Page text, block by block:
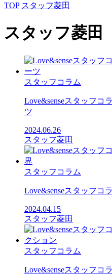
TOP スタッフ菱田
スタッフ菱田
スタッフコラム
Love&senseスタッフ
ツ
2024.06.26
スタッフ菱田
スタッフコラム
Love&senseスタッフ
2024.04.15
スタッフ菱田
スタッフコラム
Love&senseスタッフ